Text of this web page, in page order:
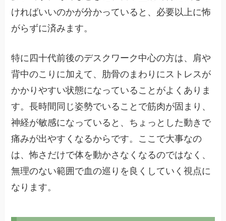
ければいいのかが分かっていると、必要以上に怖
がらずに済みます。
特に四十代前後のデスクワーク中心の方は、肩や
背中のこりに加えて、肋骨のまわりにストレスが
かかりやすい状態になっていることがよくありま
す。長時間同じ姿勢でいることで筋肉が固まり、
神経が敏感になっていると、ちょっとした動きで
痛みが出やすくなるからです。ここで大事なの
は、怖さだけで体を動かさなくなるのではなく、
無理のない範囲で血の巡りを良くしていく視点に
なります。